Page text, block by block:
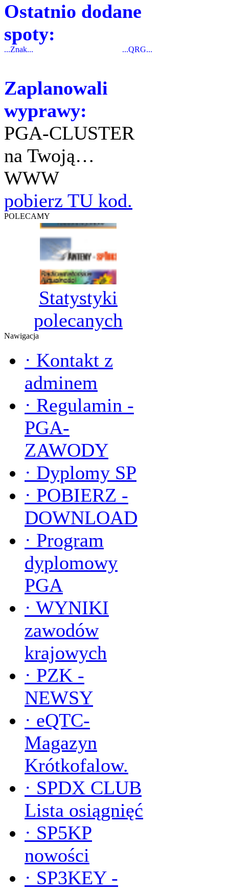
Ostatnio dodane
spoty:
...Znak... ...QRG...
Zaplanowali
wyprawy:
PGA-CLUSTER
na Twoją…
WWW
pobierz TU kod.
POLECAMY
Statystyki
polecanych
Nawigacja
· Kontakt z
adminem
· Regulamin -
PGA-
ZAWODY
· Dyplomy SP
· POBIERZ -
DOWNLOAD
· Program
dyplomowy
PGA
· WYNIKI
zawodów
krajowych
· PZK -
NEWSY
· eQTC-
Magazyn
Krótkofalow.
· SPDX CLUB
Lista osiągnięć
· SP5KP
nowości
· SP3KEY -